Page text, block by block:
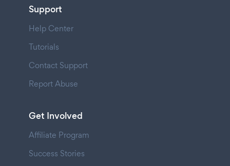
Support
Help Center
Tutorials
Contact Support
Report Abuse
Get Involved
Affiliate Program
Success Stories